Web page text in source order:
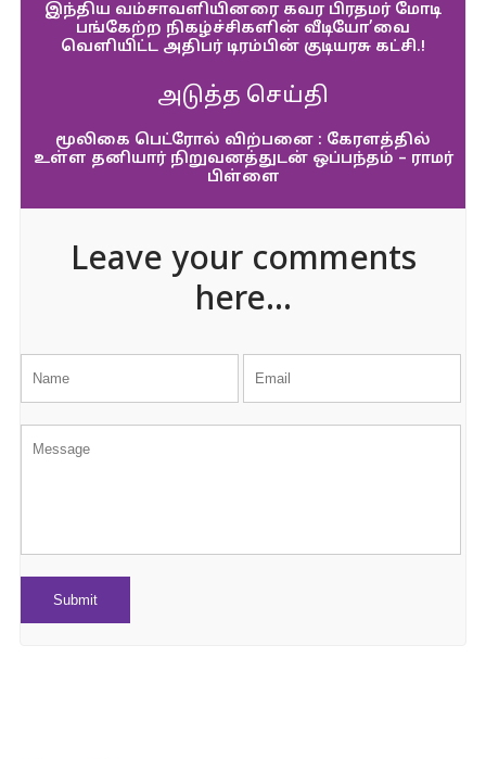
இந்திய வம்சாவளியினரை கவர பிரதமர் மோடி
பங்கேற்ற நிகழ்ச்சிகளின் வீடியோ’வை
வெளியிட்ட அதிபர் டிரம்பின் குடியரசு கட்சி.!
அடுத்த செய்தி
மூலிகை பெட்ரோல் விற்பனை : கேரளத்தில்
உள்ள தனியார் நிறுவனத்துடன் ஒப்பந்தம் – ராமர்
பிள்ளை
Leave your comments
here...